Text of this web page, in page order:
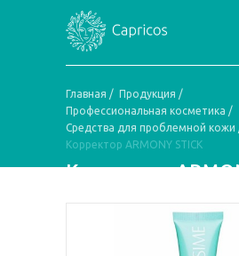
Главная / Продукция /
Профессиональная косметика /
Средства для проблемной кожи
Корректор ARMONY STICK
Корректор